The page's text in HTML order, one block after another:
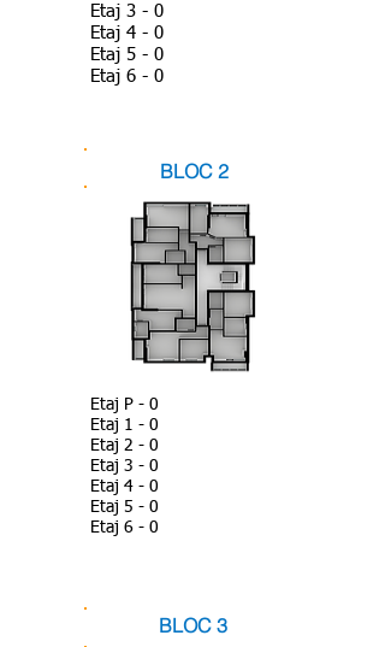
Etaj 3 - 0
Etaj 4 - 0
Etaj 5 - 0
Etaj 6 - 0
BLOC 2
Etaj P - 0
Etaj 1 - 0
Etaj 2 - 0
Etaj 3 - 0
Etaj 4 - 0
Etaj 5 - 0
Etaj 6 - 0
BLOC 3